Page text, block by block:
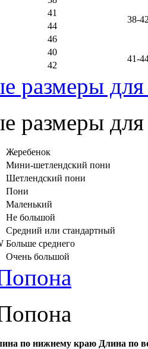
38-
41
44
46
40
41-
42
размеры
размеры
Жеребенок
Мини-шетлендский пони
Шетлендский пони
Пони
Маленький
Не большой
Средний или стандартный
Больше среднего
Очень большой
по нижнему краю Длина по